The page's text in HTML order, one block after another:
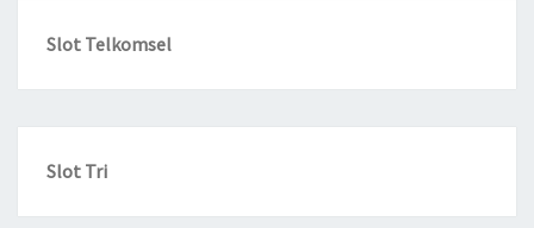
Slot Telkomsel
Slot Tri